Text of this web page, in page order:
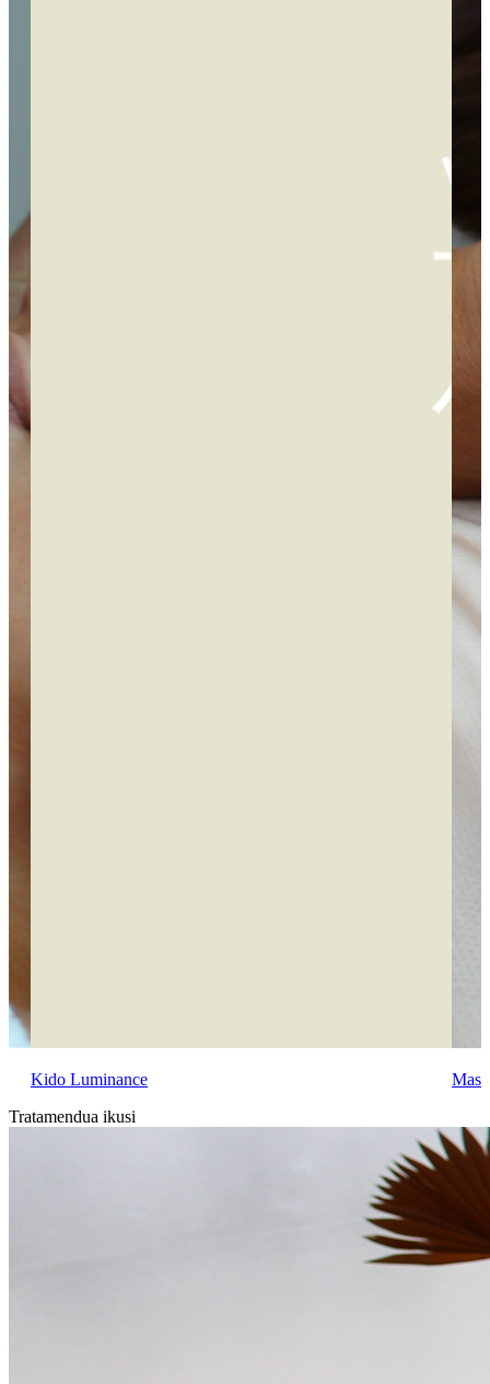
Kido Luminance
Tratamendua ikusi